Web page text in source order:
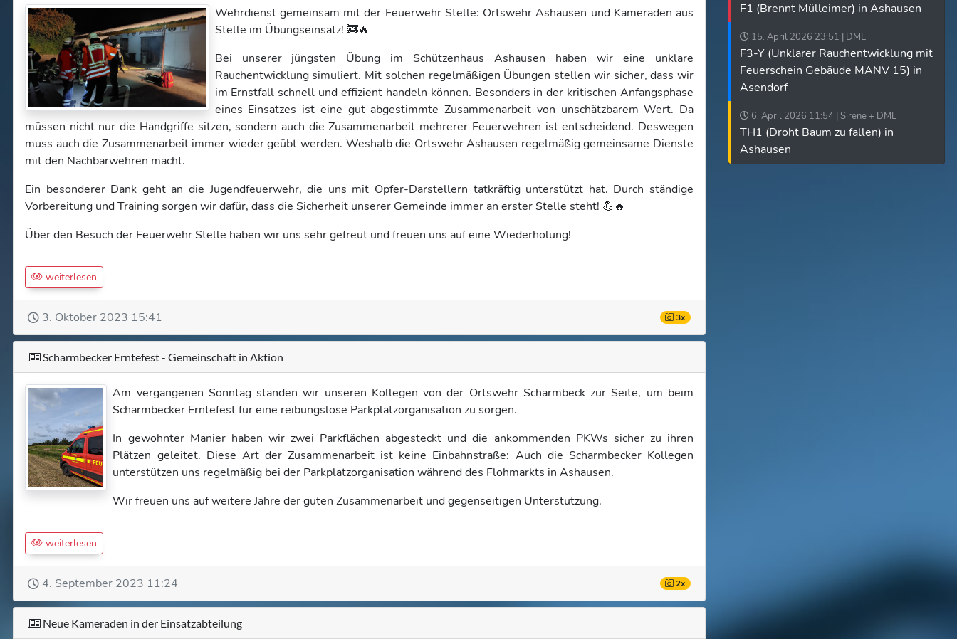
Wehrdienst gemeinsam mit der Feuerwehr Stelle: Ortswehr Ashausen und Kameraden aus
Stelle im Übungseinsatz! 🚒🔥
Bei unserer jüngsten Übung im Schützenhaus Ashausen haben wir eine unklare
Rauchentwicklung simuliert. Mit solchen regelmäßigen Übungen stellen wir sicher, dass wir
im Ernstfall schnell und effizient handeln können. Besonders in der kritischen Anfangsphase
eines Einsatzes ist eine gut abgestimmte Zusammenarbeit von unschätzbarem Wert. Da
müssen nicht nur die Handgriffe sitzen, sondern auch die Zusammenarbeit mehrerer Feuerwehren ist entscheidend. Deswegen
muss auch die Zusammenarbeit immer wieder geübt werden. Weshalb die Ortswehr Ashausen regelmäßig gemeinsame Dienste
mit den Nachbarwehren macht.
Ein besonderer Dank geht an die Jugendfeuerwehr, die uns mit Opfer-Darstellern tatkräftig unterstützt hat. Durch ständige
Vorbereitung und Training sorgen wir dafür, dass die Sicherheit unserer Gemeinde immer an erster Stelle steht! 💪🔥
Über den Besuch der Feuerwehr Stelle haben wir uns sehr gefreut und freuen uns auf eine Wiederholung!
weiterlesen
3. Oktober 2023 15:41 3x
Scharmbecker Erntefest - Gemeinschaft in Aktion
Am vergangenen Sonntag standen wir unseren Kollegen von der Ortswehr Scharmbeck zur Seite, um beim
Scharmbecker Erntefest für eine reibungslose Parkplatzorganisation zu sorgen.
In gewohnter Manier haben wir zwei Parkflächen abgesteckt und die ankommenden PKWs sicher zu ihren
Plätzen geleitet. Diese Art der Zusammenarbeit ist keine Einbahnstraße: Auch die Scharmbecker Kollegen
unterstützen uns regelmäßig bei der Parkplatzorganisation während des Flohmarkts in Ashausen.
Wir freuen uns auf weitere Jahre der guten Zusammenarbeit und gegenseitigen Unterstützung.
weiterlesen
4. September 2023 11:24 2x
Neue Kameraden in der Einsatzabteilung
F1 (Brennt Mülleimer) in Ashausen
15. April 2026 23:51 | DME
F3-Y (Unklarer Rauchentwicklung mit
Feuerschein Gebäude MANV 15) in
Asendorf
6. April 2026 11:54 | Sirene + DME
TH1 (Droht Baum zu fallen) in
Ashausen